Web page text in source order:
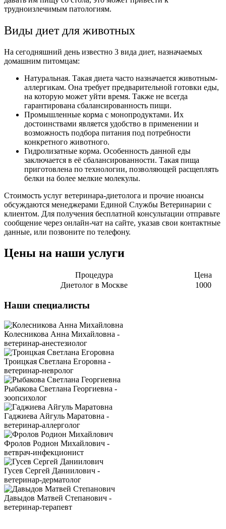
трудноизлечимым патологиям.
Виды диет для животных
На сегодняшний день известно 3 вида диет, назначаемых
домашним питомцам:
Натуральная. Такая диета часто назначается животным-
аллергикам. Она требует предварительной готовки еды,
на которую может уйти время. Также не всегда
гарантирована сбалансированность пищи.
Промышленные корма с монопродуктами. Их
достоинствами является удобство в применении и
возможность подбора питания под потребности
конкретного животного.
Гидролизатные корма. Особенность данной еды
заключается в её сбалансированности. Такая пища
приготовлена по технологии, позволяющей расщеплять
белки на более мелкие молекулы.
Стоимость услуг ветеринара-диетолога и прочие нюансы
обсуждаются менеджерами Единой Службы Ветеринарии с
клиентом. Для получения бесплатной консультации отправьте
сообщение через онлайн-чат на сайте, указав свои контактные
данные, или позвоните по телефону.
Цены на наши услуги
Процедура
Цена
Диетолог в Москве
1000
Наши специалисты
Колесникова Анна Михайловна -
ветеринар-анестезиолог
Троицкая Светлана Егоровна -
ветеринар-невролог
Рыбакова Светлана Георгиевна -
зоопсихолог
Гаджиева Айгуль Маратовна -
ветеринар-аллерголог
Фролов Родион Михайлович -
ветврач-инфекционист
Гусев Сергей Даниилович -
ветеринар-дерматолог
Давыдов Матвей Степанович -
ветеринар-терапевт